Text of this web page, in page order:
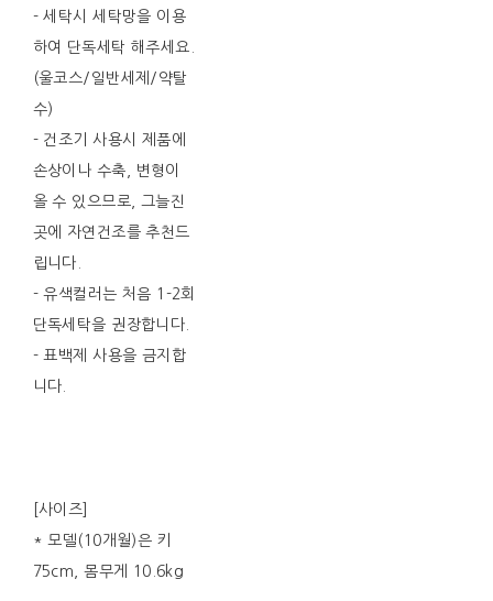
- 세탁시 세탁망을 이용
하여 단독세탁 해주세요.
(울코스/일반세제/약탈
수)
- 건조기 사용시 제품에
손상이나 수축, 변형이
올 수 있으므로, 그늘진
곳에 자연건조를 추천드
립니다.
- 유색컬러는 처음 1-2회
단독세탁을 권장합니다.
- 표백제 사용을 금지합
니다.
[사이즈]
* 모델(10개월)은 키
75cm, 몸무게 10.6kg